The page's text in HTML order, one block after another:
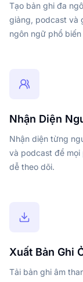
Tạo bản ghi đa
giảng, podcast và
ngôn ngữ phổ
Nhận Diện
Nhận diện từng
và podcast để mọi
dễ theo dõi.
Xuất Bản Ghi
Tải bản ghi âm